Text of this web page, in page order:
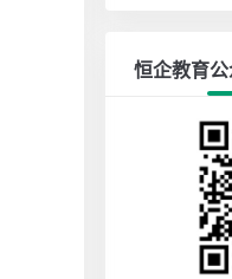
恒企教育